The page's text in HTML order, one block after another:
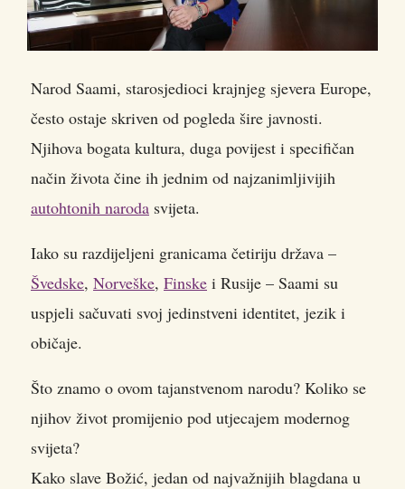
Narod Saami, starosjedioci krajnjeg sjevera Europe,
često ostaje skriven od pogleda šire javnosti.
Njihova bogata kultura, duga povijest i specifičan
način života čine ih jednim od najzanimljivijih
autohtonih naroda svijeta.
Iako su razdijeljeni granicama četiriju država –
Švedske, Norveške, Finske i Rusije – Saami su
uspjeli sačuvati svoj jedinstveni identitet, jezik i
običaje.
Što znamo o ovom tajanstvenom narodu? Koliko se
njihov život promijenio pod utjecajem modernog
svijeta?
Kako slave Božić, jedan od najvažnijih blagdana u